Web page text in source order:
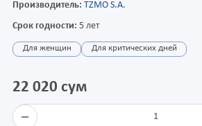
Производитель: TZMO S.A.
Срок годности: 5 лет
Для женщин Для критических дней
22 020 сум
1